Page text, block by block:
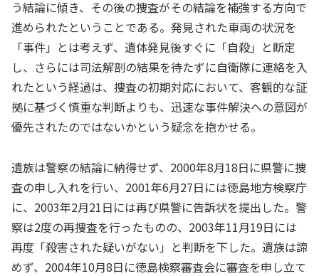
う結論に傾き、その後の捜査がその結論を補強する方向で
進められたということである。発見された車両の状況を
「事件」とは考えず、遺体発見後すぐに「自殺」と断定
し、さらには司法解剖の結果を待たずに自衛隊に連絡を入
れたという経過は、捜査の初期対応において、客観的な証
拠に基づく慎重な判断よりも、迅速な事件解決への意図が
優先されたのではないかという疑念を抱かせる。
遺族は警察の結論に納得せず、2000年8月18日に県警に捜
査の申し入れを行い、2001年6月27日には徳島地方検察庁
に、2003年2月21日には再び県警に告訴状を提出した。警
察は2度の再捜査を行ったものの、2003年11月19日には
再度「殺害された疑いがない」と判断を下した。遺族は諦
めず、2004年10月8日に徳島検察審査会に審査を申し立て